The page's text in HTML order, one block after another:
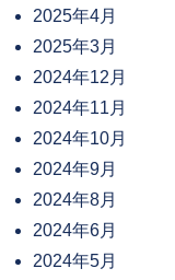
2025年4月
2025年3月
2024年12月
2024年11月
2024年10月
2024年9月
2024年8月
2024年6月
2024年5月